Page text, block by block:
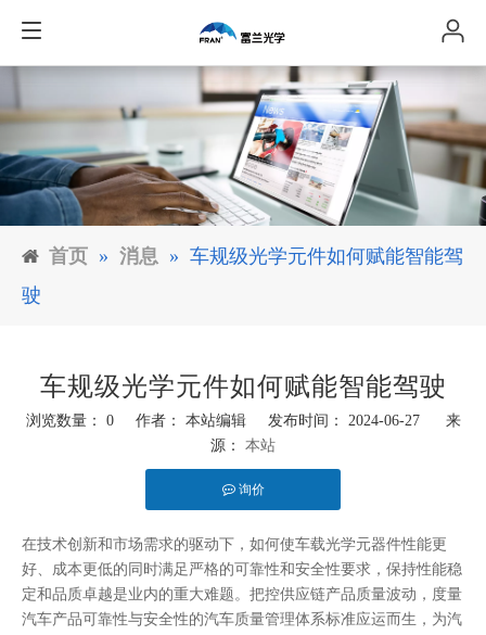
首页 » 消息 » 车规级光学元件如何赋能智能驾
驶
车规级光学元件如何赋能智能驾驶
浏览数量： 0作者： 本站编辑 发布时间： 2024-06-27 来
源： 本站
询价
["facebook","twitter","line","wechat","linkedin","pinterest"]
在技术创新和市场需求的驱动下，如何使车载光学元器件性能更
好、成本更低的同时满足严格的可靠性和安全性要求，保持性能稳
定和品质卓越是业内的重大难题。把控供应链产品质量波动，度量
汽车产品可靠性与安全性的汽车质量管理体系标准应运而生，为汽